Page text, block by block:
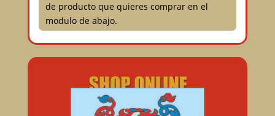
de producto que quieres comprar en el
modulo de abajo.